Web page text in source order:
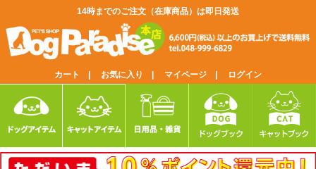
14時までのご注文（在庫商品）は即日発送
カート | お気に入り | マイページ | ログイン